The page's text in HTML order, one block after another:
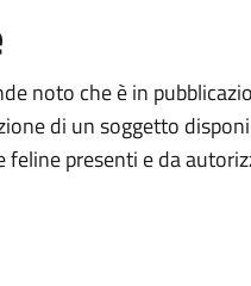
noto che è in
di un soggetto
presenti e da